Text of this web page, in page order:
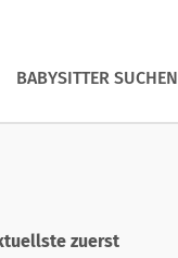
BABYSITTER SUCHEN